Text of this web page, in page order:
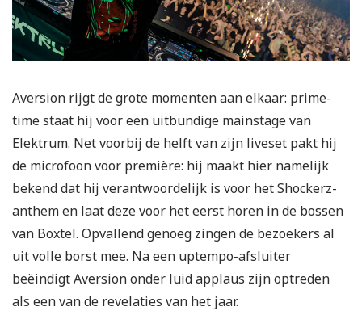
Aversion rijgt de grote momenten aan elkaar: prime-
time staat hij voor een uitbundige mainstage van
Elektrum. Net voorbij de helft van zijn liveset pakt hij
de microfoon voor première: hij maakt hier namelijk
bekend dat hij verantwoordelijk is voor het Shockerz-
anthem en laat deze voor het eerst horen in de bossen
van Boxtel. Opvallend genoeg zingen de bezoekers al
uit volle borst mee. Na een uptempo-afsluiter
beëindigt Aversion onder luid applaus zijn optreden
als een van de revelaties van het jaar.